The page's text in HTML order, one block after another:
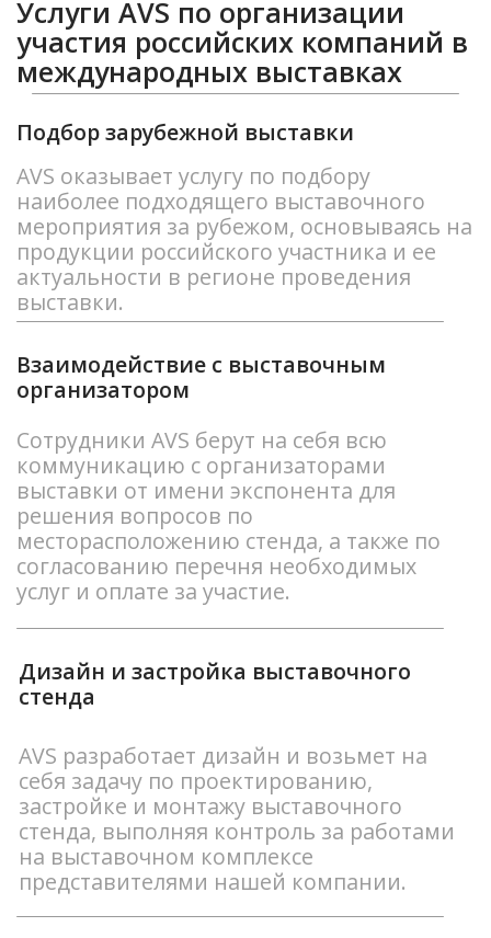
застройке и монтажу выставочного
стенда, выполняя контроль за работами
на выставочном комплексе
представителями нашей компании.
Организация В2В-встреч
Организация предварительно
назначенных встреч с потенциальными
зарубежными покупателями на стенде
(матчмейкинг); обеспечение удобной
платформы для делового общения.
Услуги переводчиков
профессиональных переводчиков,
которые помогут вести эффективные
переговоры с иностранными партнерами.
Трансфер до выставочного комплекса
AVS организует трансферы для вас и
ваших гостей, включая встречу в
аэропорту и комфортное перемещение
от отеля до выставочного комплекса и
обратно на все время проведения
Логистические услуги для выставки
AVS организует доставку ваших
экспонатов и рекламной продукции на
выставку, обеспечивая безопасность и
логистические процессы и
минимизировать возможные риски.
Обеспечение участия в деловой
программе выставки и организация
бизнес-мероприятий от имени вашей
компании